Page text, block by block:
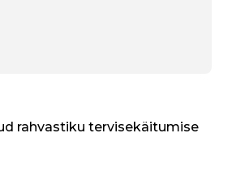
rahvastiku tervisekäitumise